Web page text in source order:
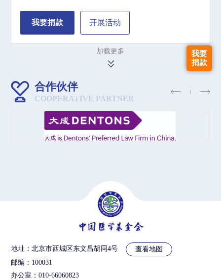
我要捐款 开展活动
加载更多
合作伙伴
COOPERATIVE PARTNER
地址：北京市西城区东文昌胡同4号
查看地图
邮编：100031
办公室：010-66060823
我要
捐款